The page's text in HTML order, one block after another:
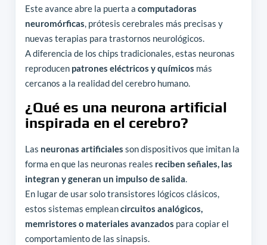
Este avance abre la puerta a computadoras
neuromórficas, prótesis cerebrales más precisas y
nuevas terapias para trastornos neurológicos.
A diferencia de los chips tradicionales, estas neuronas
reproducen patrones eléctricos y químicos más
cercanos a la realidad del cerebro humano.
¿Qué es una neurona artificial
inspirada en el cerebro?
Las neuronas artificiales son dispositivos que imitan la
forma en que las neuronas reales reciben señales, las
integran y generan un impulso de salida.
En lugar de usar solo transistores lógicos clásicos,
estos sistemas empleancircuitos analógicos,
memristores o materiales avanzados para copiar el
comportamiento de las sinapsis.